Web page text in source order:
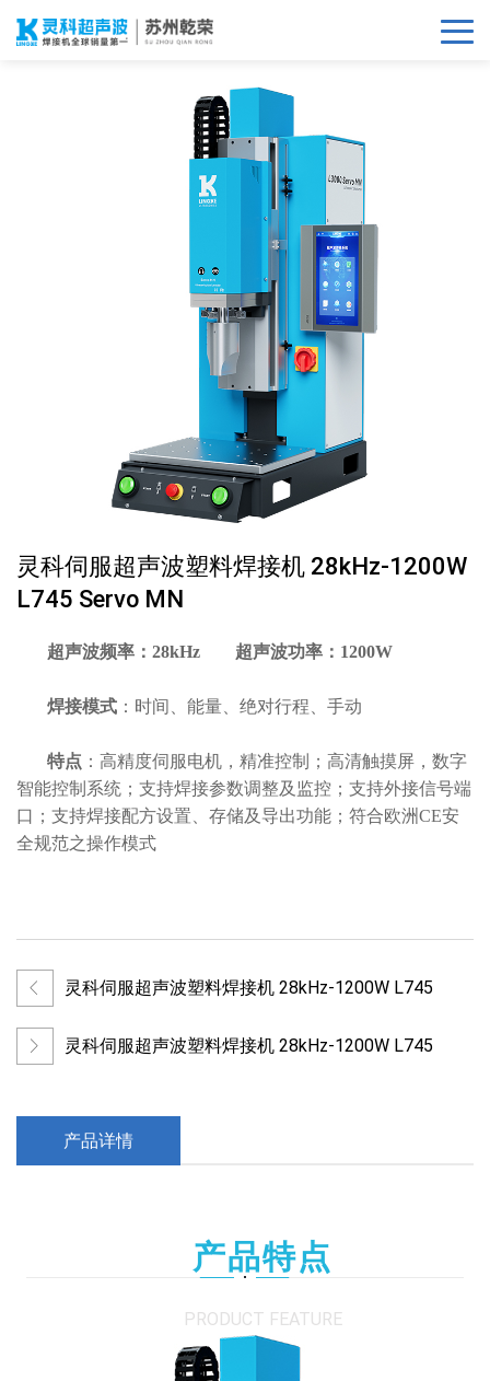
灵科伺服超声波塑料焊接机 28kHz-1200W
L745 Servo MN
超声波频率：28kHz 超声波功率：1200W
焊接模式 ：时间、能量、绝对⾏程、手动
特点 ：高精度伺服电机，精准控制；高清触摸屏，数字
智能控制系统；支持焊接参数调整及监控；支持外接信号端
口；支持焊接配方设置、存储及导出功能；符合欧洲CE安
全规范之操作模式
灵科伺服超声波塑料焊接机 28kHz-1200W L745
灵科伺服超声波塑料焊接机 28kHz-1200W L745
产品详情
产品特点
PRODUCT FEATURE